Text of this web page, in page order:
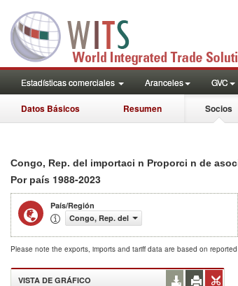
Estadísticas comerciales Aranceles GVC
Datos Básicos Resumen Socios
Congo, Rep. del importaci n Proporci n de
Por país 1988-2023
País/Región
Congo, Rep. del
Please note the exports, imports and tariff data are based on
VISTA DE GRÁFICO